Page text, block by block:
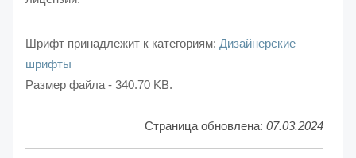
Шрифт принадлежит к категориям: Дизайнерские
шрифты
Размер файла - 340.70 KB.
Страница обновлена: 07.03.2024